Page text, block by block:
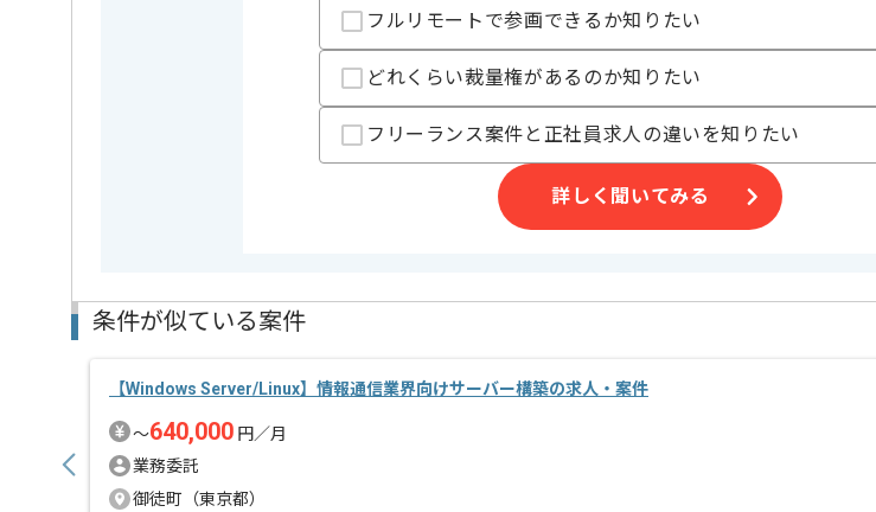
レバテック実績ありの企業です。
Windowsサーバの設計、構築経験がある方にマッチします。
フルリモートで参画できるか知りたい
どれくらい裁量権があるのか知りたい
フリーランス案件と正社員求人の違いを知りたい
詳しく聞いてみる
条件が似ている案件
【Windows Server/Linux】情報通信業界向けサーバー構築の求人・案件
〜640,000 円／月
業務委託
御徒町（東京都）